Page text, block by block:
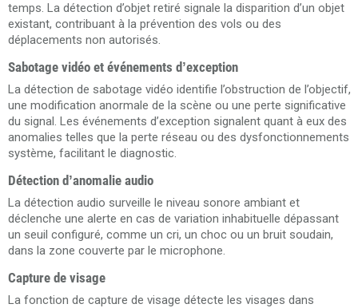
temps. La détection d’objet retiré signale la disparition d’un objet
existant, contribuant à la prévention des vols ou des
déplacements non autorisés.
Sabotage vidéo et événements d’exception
La détection de sabotage vidéo identifie l’obstruction de l’objectif,
une modification anormale de la scène ou une perte significative
du signal. Les événements d’exception signalent quant à eux des
anomalies telles que la perte réseau ou des dysfonctionnements
système, facilitant le diagnostic.
Détection d’anomalie audio
La détection audio surveille le niveau sonore ambiant et
déclenche une alerte en cas de variation inhabituelle dépassant
un seuil configuré, comme un cri, un choc ou un bruit soudain,
dans la zone couverte par le microphone.
Capture de visage
La fonction de capture de visage détecte les visages dans